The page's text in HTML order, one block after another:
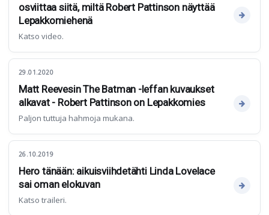
osviittaa siitä, miltä Robert Pattinson näyttää
Lepakkomiehenä
Katso video.
29.01.2020
Matt Reevesin The Batman -leffan kuvaukset
alkavat - Robert Pattinson on Lepakkomies
Paljon tuttuja hahmoja mukana.
26.10.2019
Hero tänään: aikuisviihdetähti Linda Lovelace
sai oman elokuvan
Katso traileri.